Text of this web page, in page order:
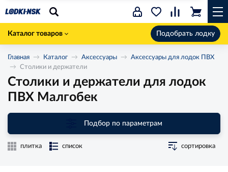
Каталог товаров Подобрать лодку
Главная Каталог Аксессуары
Аксессуары для лодок ПВХ
Столики и держатели
Столики и держатели для лодок
ПВХ Малгобек
Подбор по параметрам
плитка список сортировка